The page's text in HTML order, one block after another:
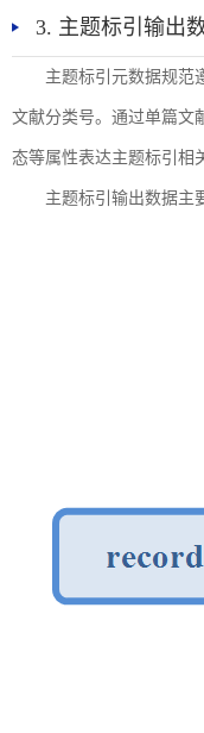
3. 主题标引输出
主题标引元数据规范
文献分类号。通过单篇文
态等属性表达主题标引相
主题标引输出数据主